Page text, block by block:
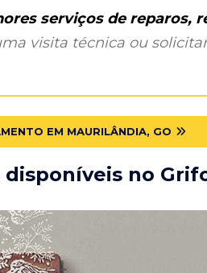
serviços de reparos,
visita técnica ou
EM MAURILÂNDIA, GO
disponíveis no